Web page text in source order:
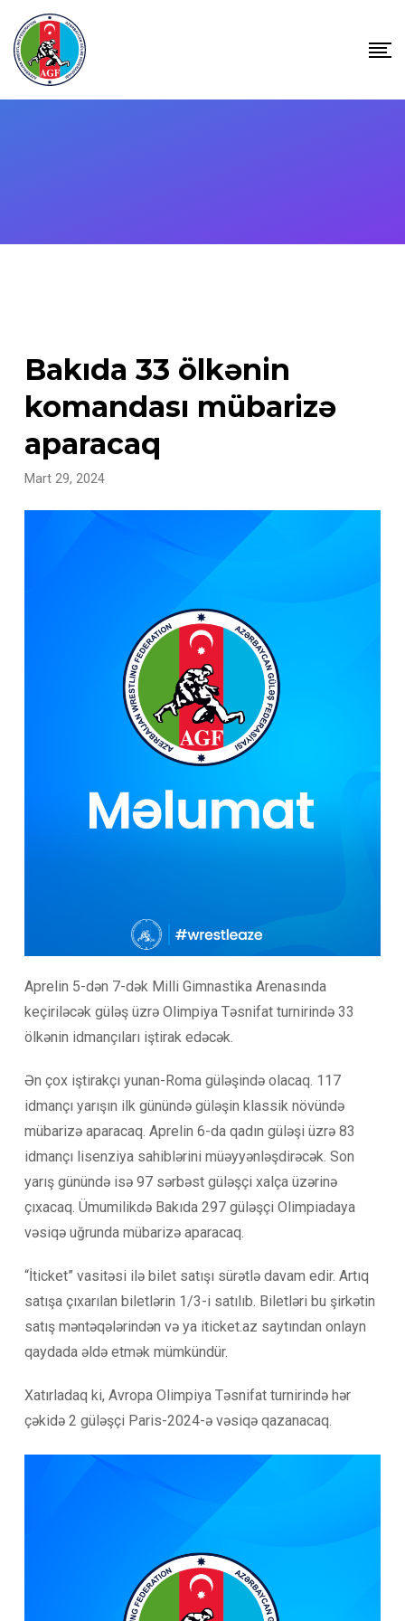
content
Bakıda 33 ölkənin
komandası mübarizə
aparacaq
Mart 29, 2024
Aprelin 5-dən 7-dək Milli Gimnastika Arenasında
keçiriləcək güləş üzrə Olimpiya Təsnifat turnirində 33
ölkənin idmançıları iştirak edəcək.
Ən çox iştirakçı yunan-Roma güləşində olacaq. 117
idmançı yarışın ilk günündə güləşin klassik növündə
mübarizə aparacaq. Aprelin 6-da qadın güləşi üzrə 83
idmançı lisenziya sahiblərini müəyyənləşdirəcək. Son
yarış günündə isə 97 sərbəst güləşçi xalça üzərinə
çıxacaq. Ümumilikdə Bakıda 297 güləşçi Olimpiadaya
vəsiqə uğrunda mübarizə aparacaq.
“İticket” vasitəsi ilə bilet satışı sürətlə davam edir. Artıq
satışa çıxarılan biletlərin 1/3-i satılıb. Biletləri bu şirkətin
satış məntəqələrindən və ya iticket.az saytından onlayn
qaydada əldə etmək mümkündür.
Xatırladaq ki, Avropa Olimpiya Təsnifat turnirində hər
çəkidə 2 güləşçi Paris-2024-ə vəsiqə qazanacaq.